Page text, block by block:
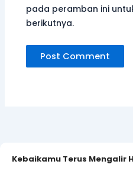
Kebaikamu Terus Mengalir